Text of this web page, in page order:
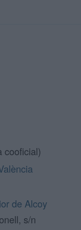
cooficial)
de Alcoy
s/n